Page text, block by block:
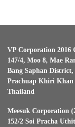
VP Corporation 2016
147/4, Moo 8, Mae
Bang Saphan District,
Prachuap Khiri Khan
Thailand
Meesuk Corporation
152/2 Soi Pracha